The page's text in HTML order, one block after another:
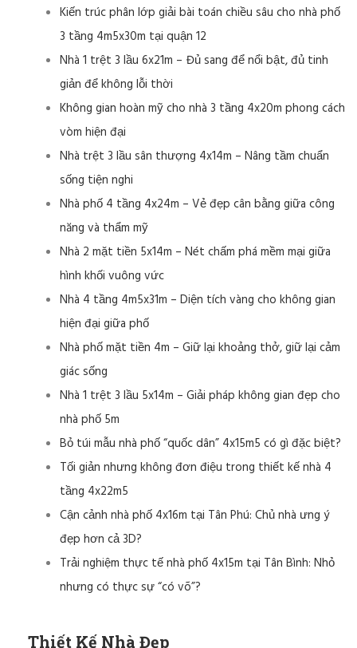
Kiến trúc phân lớp giải bài toán chiều sâu cho nhà phố
3 tầng 4m5x30m tại quận 12
Nhà 1 trệt 3 lầu 6x21m – Đủ sang để nổi bật, đủ tinh
giản để không lỗi thời
Không gian hoàn mỹ cho nhà 3 tầng 4x20m phong cách
vòm hiện đại
Nhà trệt 3 lầu sân thượng 4x14m – Nâng tầm chuẩn
sống tiện nghi
Nhà phố 4 tầng 4x24m – Vẻ đẹp cân bằng giữa công
năng và thẩm mỹ
Nhà 2 mặt tiền 5x14m – Nét chấm phá mềm mại giữa
hình khối vuông vức
Nhà 4 tầng 4m5x31m – Diện tích vàng cho không gian
hiện đại giữa phố
Nhà phố mặt tiền 4m – Giữ lại khoảng thở, giữ lại cảm
giác sống
Nhà 1 trệt 3 lầu 5x14m – Giải pháp không gian đẹp cho
nhà phố 5m
Bỏ túi mẫu nhà phố “quốc dân” 4x15m5 có gì đặc biệt?
Tối giản nhưng không đơn điệu trong thiết kế nhà 4
tầng 4x22m5
Cận cảnh nhà phố 4x16m tại Tân Phú: Chủ nhà ưng ý
đẹp hơn cả 3D?
Trải nghiệm thực tế nhà phố 4x15m tại Tân Bình: Nhỏ
nhưng có thực sự “có võ”?
Thiết Kế Nhà Đẹp